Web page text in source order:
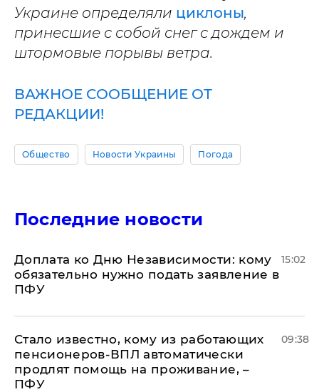
Украине определяли циклоны,
принесшие с собой снег с дождем и
штормовые порывы ветра.
ВАЖНОЕ СООБЩЕНИЕ ОТ
РЕДАКЦИИ!
Общество Новости Украины Погода
Последние новости
Доплата ко Дню Независимости: кому
обязательно нужно подать заявление в
ПФУ
15:02
Стало известно, кому из работающих
пенсионеров-ВПЛ автоматически
продлят помощь на проживание, –
ПФУ
09:38